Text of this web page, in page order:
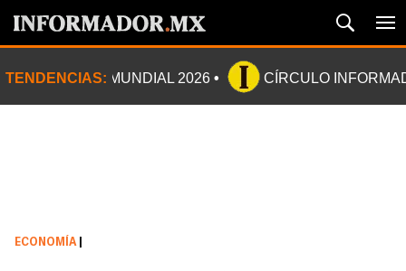
TENDENCIAS: MUNDIAL 2026 CÍRCULO
ECONOMÍA